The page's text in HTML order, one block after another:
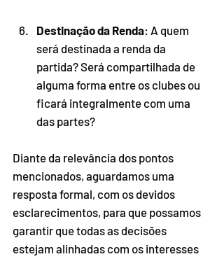
Destinação da Renda: A quem
será destinada a renda da
partida? Será compartilhada de
alguma forma entre os clubes ou
ficará integralmente com uma
das partes?
Diante da relevância dos pontos
mencionados, aguardamos uma
resposta formal, com os devidos
esclarecimentos, para que possamos
garantir que todas as decisões
estejam alinhadas com os interesses